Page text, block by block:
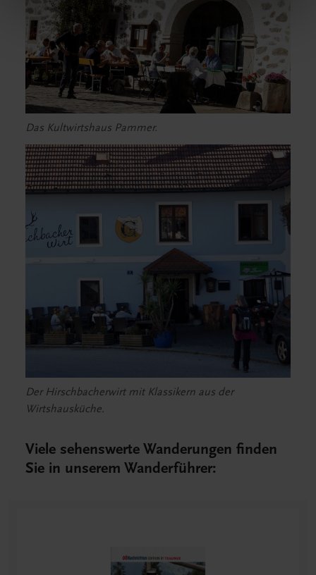
Das Kultwirtshaus Pammer.
Der Hirschbacherwirt mit Klassikern aus der
Wirtshausküche.
Viele sehenswerte Wanderungen finden
Sie in unserem Wanderführer: